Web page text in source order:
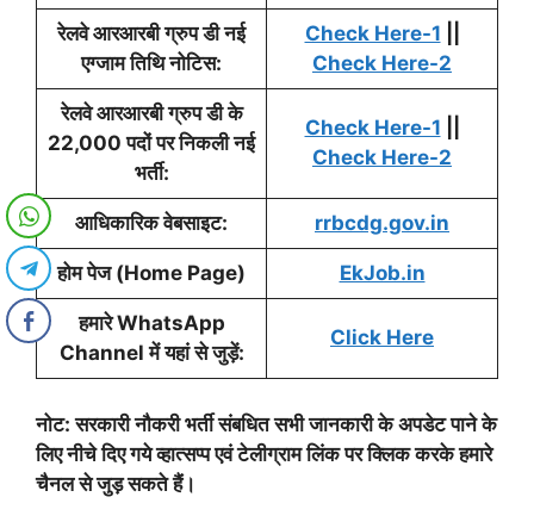
रेलवे आरआरबी ग्रुप डीनई
एग्जाम तिथि नोटिस:
Check Here-1
Check Here-2
रेलवे आरआरबी ग्रुप डीके
22,000 पदों पर निकली नई
भर्ती:
Check Here-1
Check Here-2
आधिकारिक वेबसाइट: rrbcdg.gov.in
होम पेज (Home Page) EkJob.in
हमारे WhatsApp
Channel में यहां से जुड़ें:
Click Here
नोट:सरकारी नौकरी भर्तीसंबधित सभी जानकारी के अपडेट पाने के
लिए नीचे दिए गये व्हात्सप्प एवं टेलीग्राम लिंक पर क्लिक करके हमारे
चैनल से जुड़ सकते हैं।